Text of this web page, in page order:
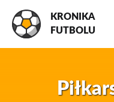
KRONIKA
FUTBOLU